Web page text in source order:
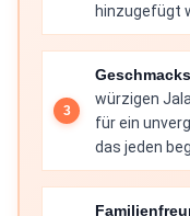
hinzugefügt
würzigen
für ein
das jeden